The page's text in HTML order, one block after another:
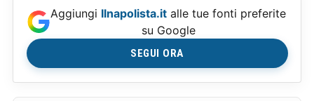
Aggiungi Ilnapolista.it alle tue fonti preferite
su Google
SEGUI ORA